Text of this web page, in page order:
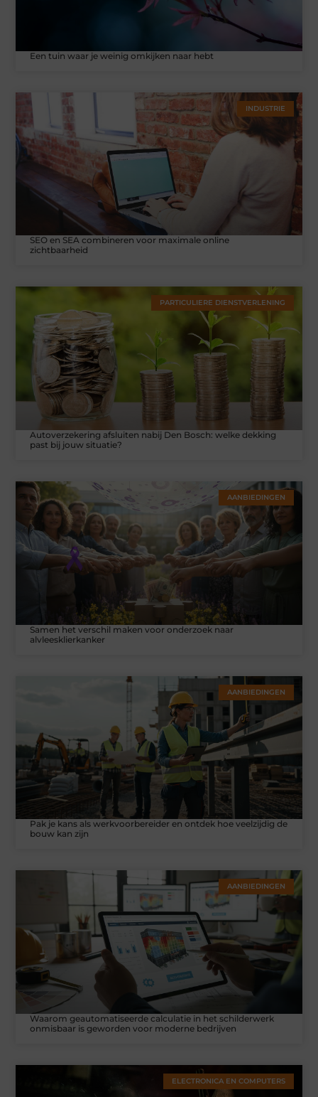
Een tuin waar je weinig omkijken naar hebt
INDUSTRIE
SEO en SEA combineren voor maximale online
zichtbaarheid
PARTICULIERE DIENSTVERLENING
Autoverzekering afsluiten nabij Den Bosch: welke dekking
past bij jouw situatie?
AANBIEDINGEN
Samen het verschil maken voor onderzoek naar
alvleesklierkanker
AANBIEDINGEN
Pak je kans als werkvoorbereider en ontdek hoe veelzijdig de
bouw kan zijn
AANBIEDINGEN
Waarom geautomatiseerde calculatie in het schilderwerk
onmisbaar is geworden voor moderne bedrijven
ELECTRONICA EN COMPUTERS